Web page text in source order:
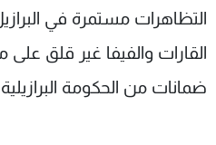
التظاهرات مستمرة في
القارات والفيفا غير قلق على
ضمانات من الحكومة
شاهد البرامج
الترددات
عن MTV